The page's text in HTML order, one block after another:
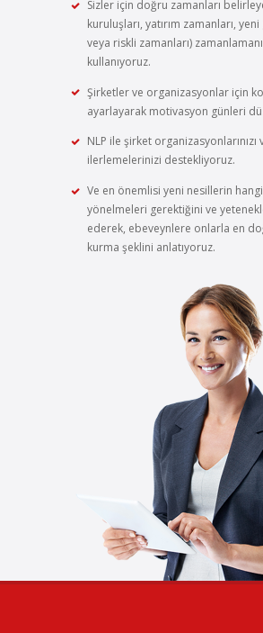
Sizler için doğru zamanları
kuruluşları, yatırım zamanları,
veya riskli zamanları)
kullanıyoruz.
Şirketler ve organizasyonlar için
ayarlayarak motivasyon günleri
NLP ile şirket organizasyonlarınızı
ilerlemelerinizi destekliyoruz.
Ve en önemlisi yeni nesillerin
yönelmeleri gerektiğini ve
ederek, ebeveynlere onlarla en
kurma şeklini anlatıyoruz.